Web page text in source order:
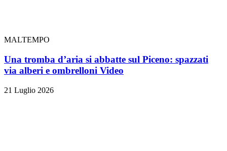
MALTEMPO
Una tromba d’aria si abbatte sul Piceno: spazzati
via alberi e ombrelloni Video
21 Luglio 2026